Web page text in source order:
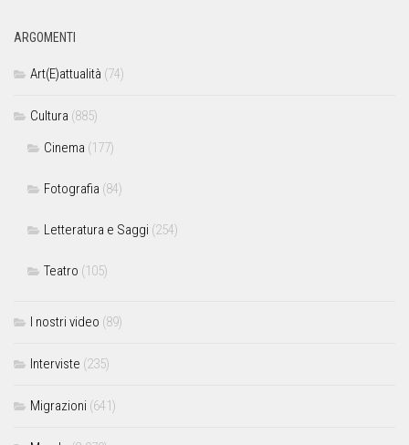
ARGOMENTI
Art(E)attualità (74)
Cultura (885)
Cinema (177)
Fotografia (84)
Letteratura e Saggi (254)
Teatro (105)
I nostri video (89)
Interviste (235)
Migrazioni (641)